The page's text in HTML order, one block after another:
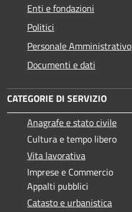
Enti e fondazioni
Politici
Personale Amministrativo
Documenti e dati
CATEGORIE DI SERVIZIO
Anagrafe e stato civile
Cultura e tempo libero
Vita lavorativa
Imprese e Commercio
Appalti pubblici
Catasto e urbanistica